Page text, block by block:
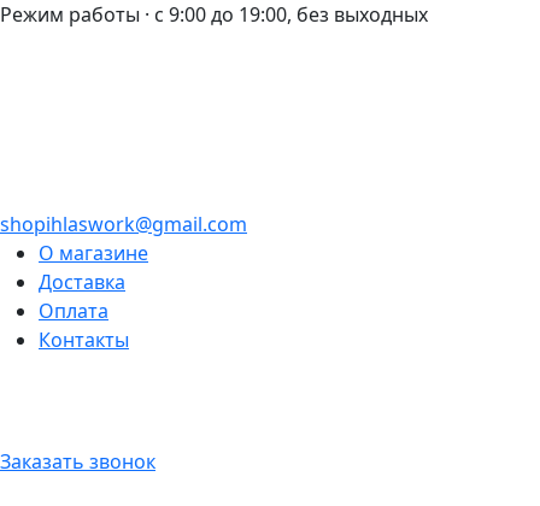
Режим работы · с 9:00 до 19:00, без выходных
shopihlaswork@gmail.com
О магазине
Доставка
Оплата
Контакты
Заказать звонок